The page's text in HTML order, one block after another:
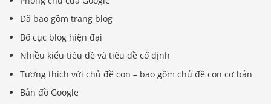
Đã bao gồm trang blog
Bố cục blog hiện đại
Nhiều kiểu tiêu đề và tiêu đề cố định
Tương thích với chủ đề con – bao gồm chủ đề con cơ bản
Bản đồ Google